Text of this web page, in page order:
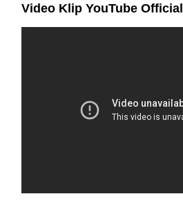
Video Klip YouTube Official